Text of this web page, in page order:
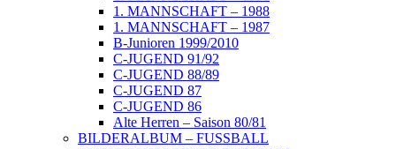
1. MANNSCHAFT – 1988
1. MANNSCHAFT – 1987
B-Junioren 1999/2010
C-JUGEND 91/92
C-JUGEND 88/89
C-JUGEND 87
C-JUGEND 86
Alte Herren – Saison 80/81
BILDERALBUM – FUSSBALL